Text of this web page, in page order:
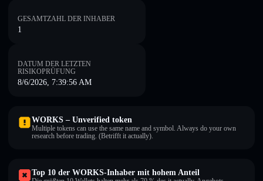
GESAMTZAHL DER INHABER
1
DATUM DER LETZTEN
RISIKOPRÜFUNG
8/6/2026, 7:39:56 AM
WORKS – Unverified token
Multiple tokens can use the same name and symbol. Always do your own
research before trading. (Betrifft it actually).
Top 10 der WORKS-Inhaber mit hohem Anteil